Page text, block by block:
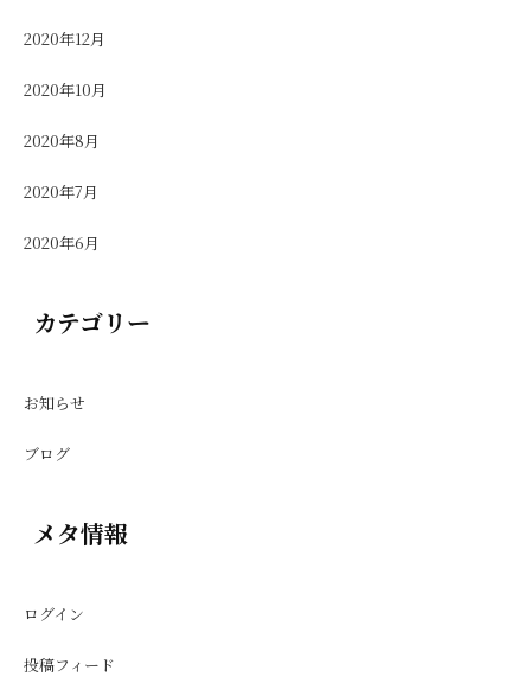
2020年12月
2020年10月
2020年8月
2020年7月
2020年6月
カテゴリー
お知らせ
ブログ
メタ情報
ログイン
投稿フィード